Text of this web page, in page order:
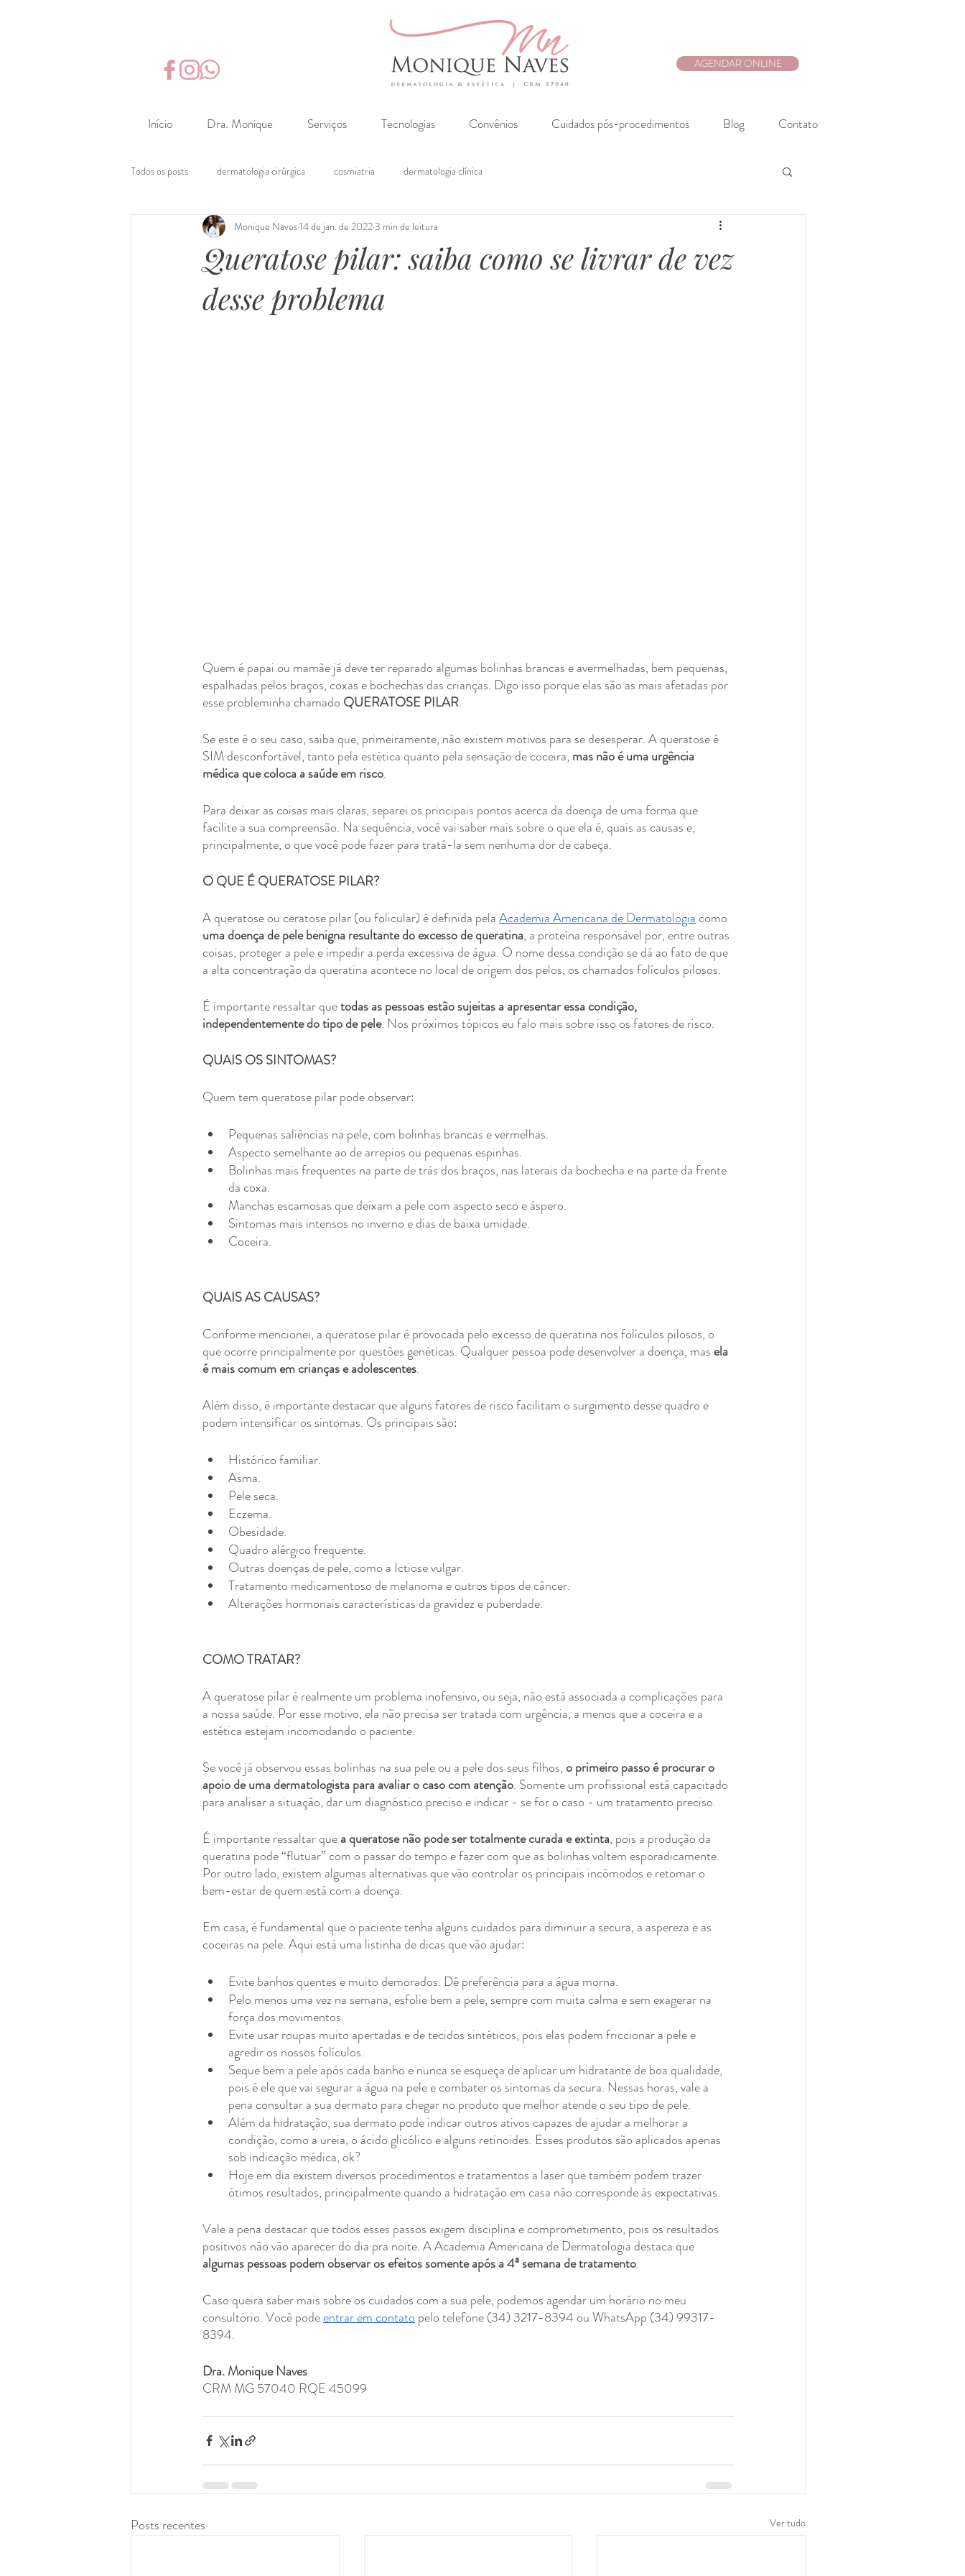
AGENDAR ONLINE
Início Dra. Monique Serviços Tecnologias Convênios Cuidados pós-procedimentos Blog Contato
Todos os posts dermatologia cirúrgica cosmiatria dermatologia clínica
Queratose pilar: saiba como se livrar de vez
desse problema
Monique Naves14 de jan. de 20223 min de leitura
Quem é papai ou mamãe já deve ter reparado algumas bolinhas brancas e avermelhadas, bem pequenas,
espalhadas pelos braços, coxas e bochechas das crianças. Digo isso porque elas são as mais afetadas por
esse probleminha chamado QUERATOSE PILAR.
Se este é o seu caso, saiba que, primeiramente, não existem motivos para se desesperar. A queratose é
SIM desconfortável, tanto pela estética quanto pela sensação de coceira, mas não é uma urgência
médica que coloca a saúde em risco.
Para deixar as coisas mais claras, separei os principais pontos acerca da doença de uma forma que
facilite a sua compreensão. Na sequência, você vai saber mais sobre o que ela é, quais as causas e,
principalmente, o que você pode fazer para tratá-la sem nenhuma dor de cabeça.
O QUE É QUERATOSE PILAR?
A queratose ou ceratose pilar (ou folicular) é definida pela Academia Americana de Dermatologia como
uma doença de pele benigna resultante do excesso de queratina, a proteína responsável por, entre outras
coisas, proteger a pele e impedir a perda excessiva de água. O nome dessa condição se dá ao fato de que
a alta concentração da queratina acontece no local de origem dos pelos, os chamados folículos pilosos.
É importante ressaltar que todas as pessoas estão sujeitas a apresentar essa condição,
independentemente do tipo de pele. Nos próximos tópicos eu falo mais sobre isso os fatores de risco.
QUAIS OS SINTOMAS?
Quem tem queratose pilar pode observar:
Pequenas saliências na pele, com bolinhas brancas e vermelhas.
Aspecto semelhante ao de arrepios ou pequenas espinhas.
Bolinhas mais frequentes na parte de trás dos braços, nas laterais da bochecha e na parte da frente
da coxa.
Manchas escamosas que deixam a pele com aspecto seco e áspero.
Sintomas mais intensos no inverno e dias de baixa umidade.
Coceira.
QUAIS AS CAUSAS?
Conforme mencionei, a queratose pilar é provocada pelo excesso de queratina nos folículos pilosos, o
que ocorre principalmente por questões genéticas. Qualquer pessoa pode desenvolver a doença, mas ela
é mais comum em crianças e adolescentes.
Além disso, é importante destacar que alguns fatores de risco facilitam o surgimento desse quadro e
podem intensificar os sintomas. Os principais são:
Histórico familiar.
Asma.
Pele seca.
Eczema.
Obesidade.
Quadro alérgico frequente.
Outras doenças de pele, como a Ictiose vulgar.
Tratamento medicamentoso de melanoma e outros tipos de câncer.
Alterações hormonais características da gravidez e puberdade.
COMO TRATAR?
A queratose pilar é realmente um problema inofensivo, ou seja, não está associada a complicações para
a nossa saúde. Por esse motivo, ela não precisa ser tratada com urgência, a menos que a coceira e a
estética estejam incomodando o paciente.
Se você já observou essas bolinhas na sua pele ou a pele dos seus filhos, o primeiro passo é procurar o
apoio de uma dermatologista para avaliar o caso com atenção. Somente um profissional está capacitado
para analisar a situação, dar um diagnóstico preciso e indicar - se for o caso - um tratamento preciso.
É importante ressaltar que a queratose não pode ser totalmente curada e extinta, pois a produção da
queratina pode “flutuar” com o passar do tempo e fazer com que as bolinhas voltem esporadicamente.
Por outro lado, existem algumas alternativas que vão controlar os principais incômodos e retomar o
bem-estar de quem está com a doença.
Em casa, é fundamental que o paciente tenha alguns cuidados para diminuir a secura, a aspereza e as
coceiras na pele. Aqui está uma listinha de dicas que vão ajudar:
Evite banhos quentes e muito demorados. Dê preferência para a água morna.
Pelo menos uma vez na semana, esfolie bem a pele, sempre com muita calma e sem exagerar na
força dos movimentos.
Evite usar roupas muito apertadas e de tecidos sintéticos, pois elas podem friccionar a pele e
agredir os nossos folículos.
Seque bem a pele após cada banho e nunca se esqueça de aplicar um hidratante de boa qualidade,
pois é ele que vai segurar a água na pele e combater os sintomas da secura. Nessas horas, vale a
pena consultar a sua dermato para chegar no produto que melhor atende o seu tipo de pele.
Além da hidratação, sua dermato pode indicar outros ativos capazes de ajudar a melhorar a
condição, como a ureia, o ácido glicólico e alguns retinoides. Esses produtos são aplicados apenas
sob indicação médica, ok?
Hoje em dia existem diversos procedimentos e tratamentos a laser que também podem trazer
ótimos resultados, principalmente quando a hidratação em casa não corresponde às expectativas.
Vale a pena destacar que todos esses passos exigem disciplina e comprometimento, pois os resultados
positivos não vão aparecer do dia pra noite. A Academia Americana de Dermatologia destaca que
algumas pessoas podem observar os efeitos somente após a 4ª semana de tratamento.
Caso queira saber mais sobre os cuidados com a sua pele, podemos agendar um horário no meu
consultório. Você pode entrar em contato pelo telefone (34) 3217-8394 ou WhatsApp (34) 99317-
8394.
Dra. Monique Naves
CRM MG 57040 RQE 45099⠀
Posts recentes Ver tudo